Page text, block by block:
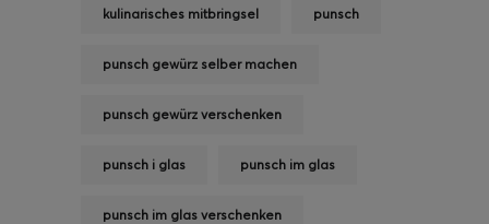
kulinarisches mitbringsel punsch
punsch gewürz selber machen
punsch gewürz verschenken
punsch i glas punsch im glas
punsch im glas verschenken